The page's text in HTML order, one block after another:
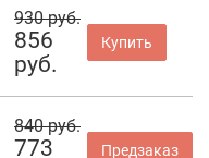
930 руб.
856
руб.
Купить
840 руб.
773
Предзаказ